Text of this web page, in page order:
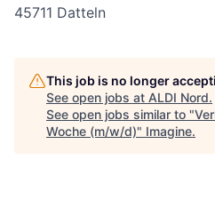
45711 Datteln
This job is no longer
See open jobs at ALDI Nord.
See open jobs similar to "
Woche (m/w/d)" Imagine.